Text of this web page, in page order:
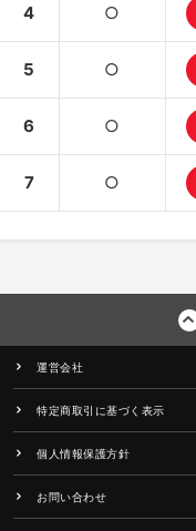
4 ○
5 ○
6 ○
7 ○
運営会社
特定商取引に基づく表示
個人情報保護方針
お問い合わせ